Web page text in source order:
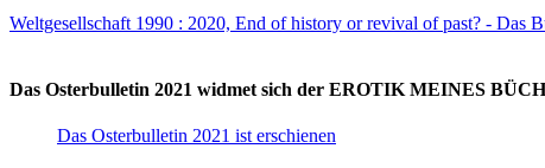
Weltgesellschaft 1990 : 2020, End of history or revival of past? - Das
Das Osterbulletin 2021 widmet sich der EROTIK MEINES
Das Osterbulletin 2021 ist erschienen